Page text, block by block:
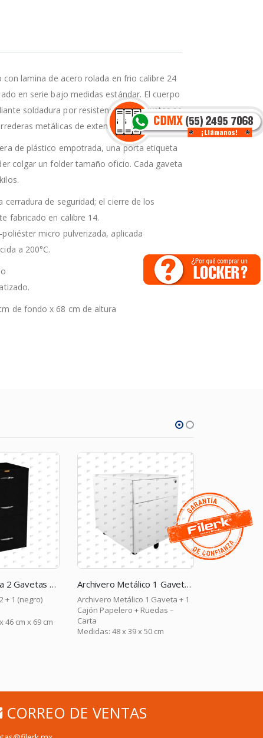
lamina de acero rolada en frio calibre 24
en serie bajo medidas estándar. El cuerpo
soldadura por resistencia. Las gavetas se
metálicas de extensión.
de plástico empotrada, una porta etiqueta
colgar un folder tamaño oficio. Cada gaveta
de seguridad; el cierre de los
fabricado en calibre 14.
micro pulverizada, aplicada
a 200°C.
de fondo x 68 cm de altura
Archivero Carta 2 Gavetas + 1 Cajón Papelero
+ 1 (negro)
46 cm x 69 cm
Archivero Metálico 1 Gaveta + 1 Cajón Papelero + Ruedas – Carta – Blanco
Archivero Metálico 1 Gaveta + 1
Cajón Papelero + Ruedas –
Carta
Medidas: 48 x 39 x 50 cm
CORREO DE VENTAS